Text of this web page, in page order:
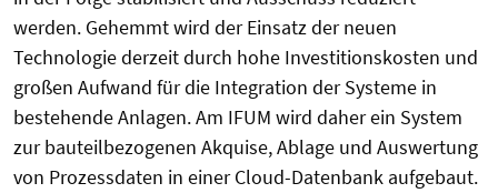
werden. Gehemmt wird der Einsatz der neuen
Technologie derzeit durch hohe Investitionskosten und
großen Aufwand für die Integration der Systeme in
bestehende Anlagen. Am IFUM wird daher ein System
zur bauteilbezogenen Akquise, Ablage und Auswertung
von Prozessdaten in einer Cloud-Datenbank aufgebaut.